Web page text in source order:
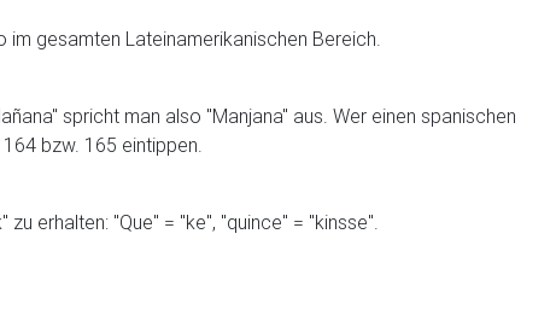
im gesamten Lateinamerikanischen Bereich.
spricht man also "Manjana" aus. Wer einen spanischen
bzw. 165 eintippen.
erhalten: "Que" = "ke", "quince" = "kinsse".